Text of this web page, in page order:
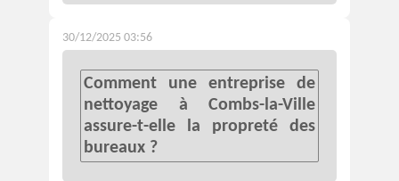
30/12/2025 03:56
Comment une entreprise de
nettoyage à Combs-la-Ville
assure-t-elle la propreté des
bureaux ?